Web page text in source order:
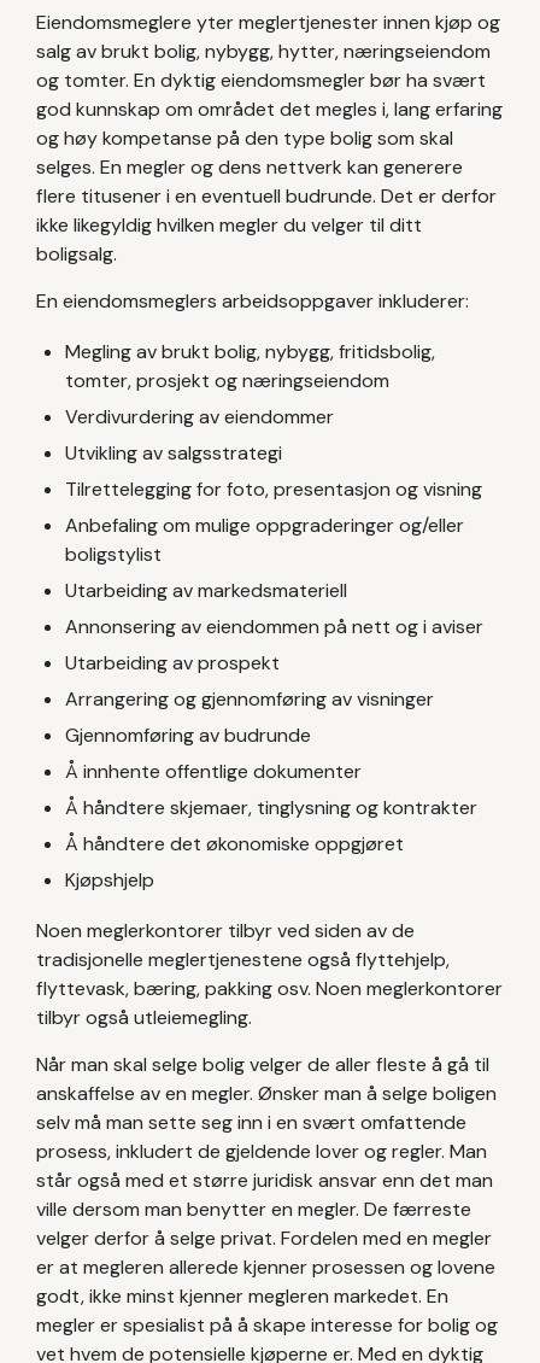
Eiendomsmeglere yter meglertjenester innen kjøp og
salg av brukt bolig, nybygg, hytter, næringseiendom
og tomter. En dyktig eiendomsmegler bør ha svært
god kunnskap om området det megles i, lang erfaring
og høy kompetanse på den type bolig som skal
selges. En megler og dens nettverk kan generere
flere titusener i en eventuell budrunde. Det er derfor
ikke likegyldig hvilken megler du velger til ditt
boligsalg.
En eiendomsmeglers arbeidsoppgaver inkluderer:
Megling av brukt bolig, nybygg, fritidsbolig,
tomter, prosjekt og næringseiendom
Verdivurdering av eiendommer
Utvikling av salgsstrategi
Tilrettelegging for foto, presentasjon og visning
Anbefaling om mulige oppgraderinger og/eller
boligstylist
Utarbeiding av markedsmateriell
Annonsering av eiendommen på nett og i aviser
Utarbeiding av prospekt
Arrangering og gjennomføring av visninger
Gjennomføring av budrunde
Å innhente offentlige dokumenter
Å håndtere skjemaer, tinglysning og kontrakter
Å håndtere det økonomiske oppgjøret
Kjøpshjelp
Noen meglerkontorer tilbyr ved siden av de
tradisjonelle meglertjenestene også flyttehjelp,
flyttevask, bæring, pakking osv. Noen meglerkontorer
tilbyr også utleiemegling.
Når man skal selge bolig velger de aller fleste å gå til
anskaffelse av en megler. Ønsker man å selge boligen
selv må man sette seg inn i en svært omfattende
prosess, inkludert de gjeldende lover og regler. Man
står også med et større juridisk ansvar enn det man
ville dersom man benytter en megler. De færreste
velger derfor å selge privat. Fordelen med en megler
er at megleren allerede kjenner prosessen og lovene
godt, ikke minst kjenner megleren markedet. En
megler er spesialist på å skape interesse for bolig og
vet hvem de potensielle kjøperne er. Med en dyktig